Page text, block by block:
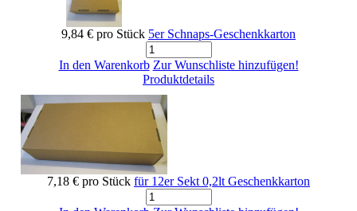
9,84 € pro Stück 5er Schnaps-Geschenkkarton
In den Warenkorb Zur Wunschliste hinzufügen!
Produktdetails
7,18 € pro Stück für 12er Sekt 0,2lt Geschenkkarton